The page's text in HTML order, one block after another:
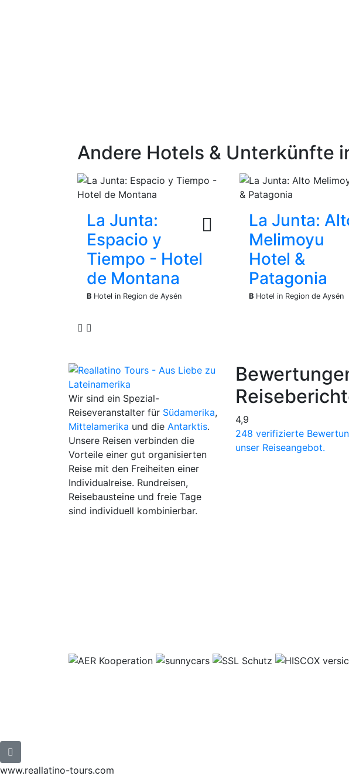
Andere Hotels & Unterkünfte
La Junta:
Espacio y
Tiempo - Hotel
de Montana
B Hotel in Region de Aysén
La Junta:
Melimoyu
Hotel &
Patagonia
B Hotel in Region de Aysén
Wir sind ein Spezial-
Reiseveranstalter für Südamerika,
Mittelamerika und die Antarktis.
Unsere Reisen verbinden die
Vorteile einer gut organisierten
Reise mit den Freiheiten einer
Individualreise. Rundreisen,
Reisebausteine und freie Tage
sind individuell kombinierbar.
4,9
248 verifizierte
unser Reiseangebot.
www.reallatino-tours.com